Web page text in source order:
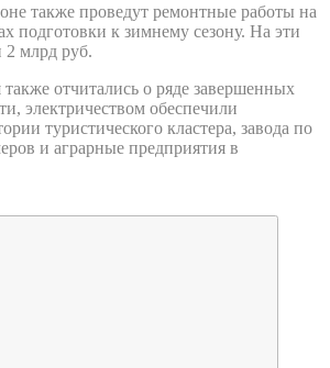
также проведут ремонтные работы на
подготовки к зимнему сезону. На эти
2 млрд руб.
отчитались о ряде завершенных
электричеством обеспечили
туристического кластера, завода по
и аграрные предприятия в